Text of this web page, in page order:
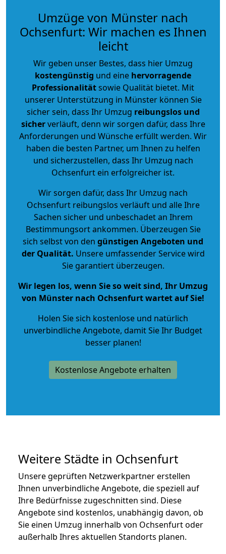
Umzüge von Münster nach
Ochsenfurt: Wir machen es Ihnen
leicht
Wir geben unser Bestes, dass hier Umzug
kostengünstig und eine hervorragende
Professionalitätsowie Qualität bietet. Mit
unserer Unterstützung in Münster können Sie
sicher sein, dass Ihr Umzug reibungslos und
sicherverläuft, denn wir sorgen dafür, dass Ihre
Anforderungen und Wünsche erfüllt werden. Wir
haben die besten Partner, um Ihnen zu helfen
und sicherzustellen, dass Ihr Umzug nach
Ochsenfurt ein erfolgreicher ist.
Wir sorgen dafür, dass Ihr Umzug nach
Ochsenfurt reibungslos verläuft und alle Ihre
Sachen sicher und unbeschadet an Ihrem
Bestimmungsort ankommen. Überzeugen Sie
sich selbst von den günstigen Angeboten und
der Qualität. Unsere umfassender Service wird
Sie garantiert überzeugen.
Wir legen los, wenn Sie so weit sind, Ihr Umzug
von Münster nach Ochsenfurt wartet auf Sie!
Holen Sie sich kostenlose und natürlich
unverbindliche Angebote, damit Sie Ihr Budget
besser planen!
Kostenlose Angebote erhalten
Weitere Städte in Ochsenfurt
Unsere geprüften Netzwerkpartner erstellen
Ihnen unverbindliche Angebote, die speziell auf
Ihre Bedürfnisse zugeschnitten sind. Diese
Angebote sind kostenlos, unabhängig davon, ob
Sie einen Umzug innerhalb von Ochsenfurt oder
außerhalb Ihres aktuellen Standorts planen.